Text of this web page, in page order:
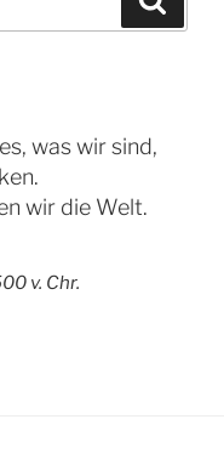
was wir sind,
wir die Welt.
v. Chr.